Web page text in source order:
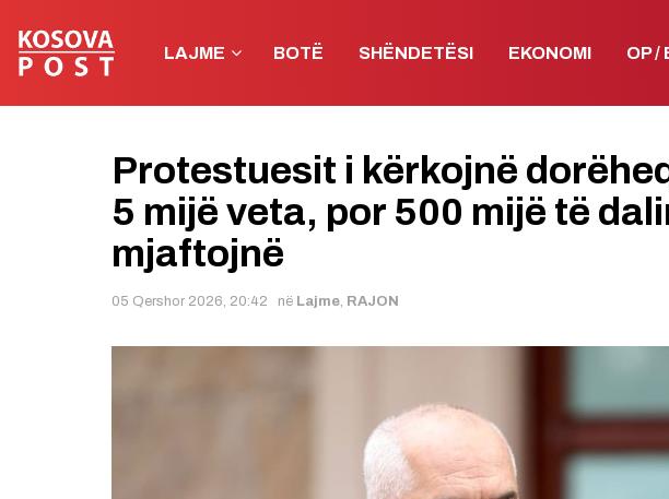
LAJME BOTË SHËNDETËSI EKONOMI OP /
Protestuesit i kërkojnë
5 mijë veta, por 500 mijë të
mjaftojnë
05 Qershor 2026, 20:42 në Lajme, RAJON